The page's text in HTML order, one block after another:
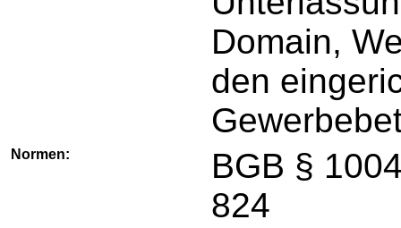
Domain,
den
Normen:
BGB §
824